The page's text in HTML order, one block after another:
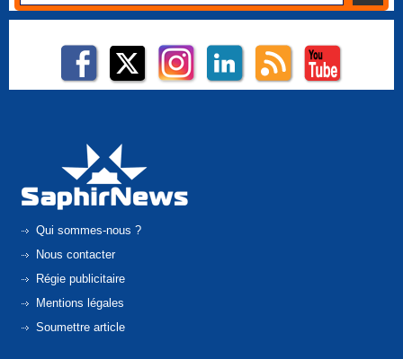
Qui sommes-nous ?
Nous contacter
Régie publicitaire
Mentions légales
Soumettre article